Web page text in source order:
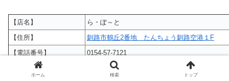
【店名】
ら・ぽ～と
【住所】
釧路市鶴丘2番地 たんちょう釧路空港１F
【電話番号】
0154-57-7121
【定休日】
年中無休
ホーム 検索 トップ